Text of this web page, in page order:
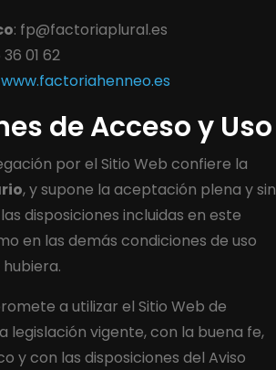
: fp@factoriaplural.es
01 62
de Acceso y Uso
por el Sitio Web confiere la
, y supone la aceptación plena y sin
disposiciones incluidas en este
en las demás condiciones de uso
hubiera.
a utilizar el Sitio Web de
legislación vigente, con la buena fe,
y con las disposiciones del Aviso